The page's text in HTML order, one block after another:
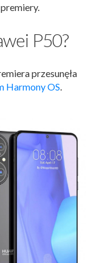
P50?
przesunęła
Harmony OS.